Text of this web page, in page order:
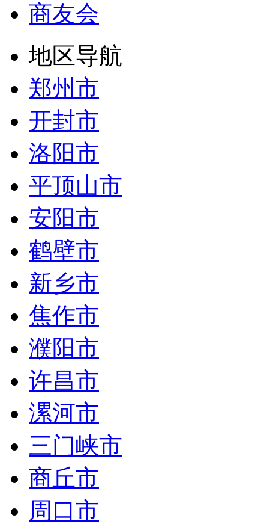
商友会
地区导航
郑州市
开封市
洛阳市
平顶山市
安阳市
鹤壁市
新乡市
焦作市
濮阳市
许昌市
漯河市
三门峡市
商丘市
周口市